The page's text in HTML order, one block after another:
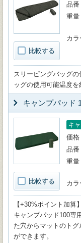
比較する
品番
重量
カラ
スリーピングバッグ
ッグの使用可能温度
キャンプパッド
比較する
キ
価格
品番
重量
カラ
【+30%ポイント加算
キャンプパッド100専
た穴からマットのト
ができます。